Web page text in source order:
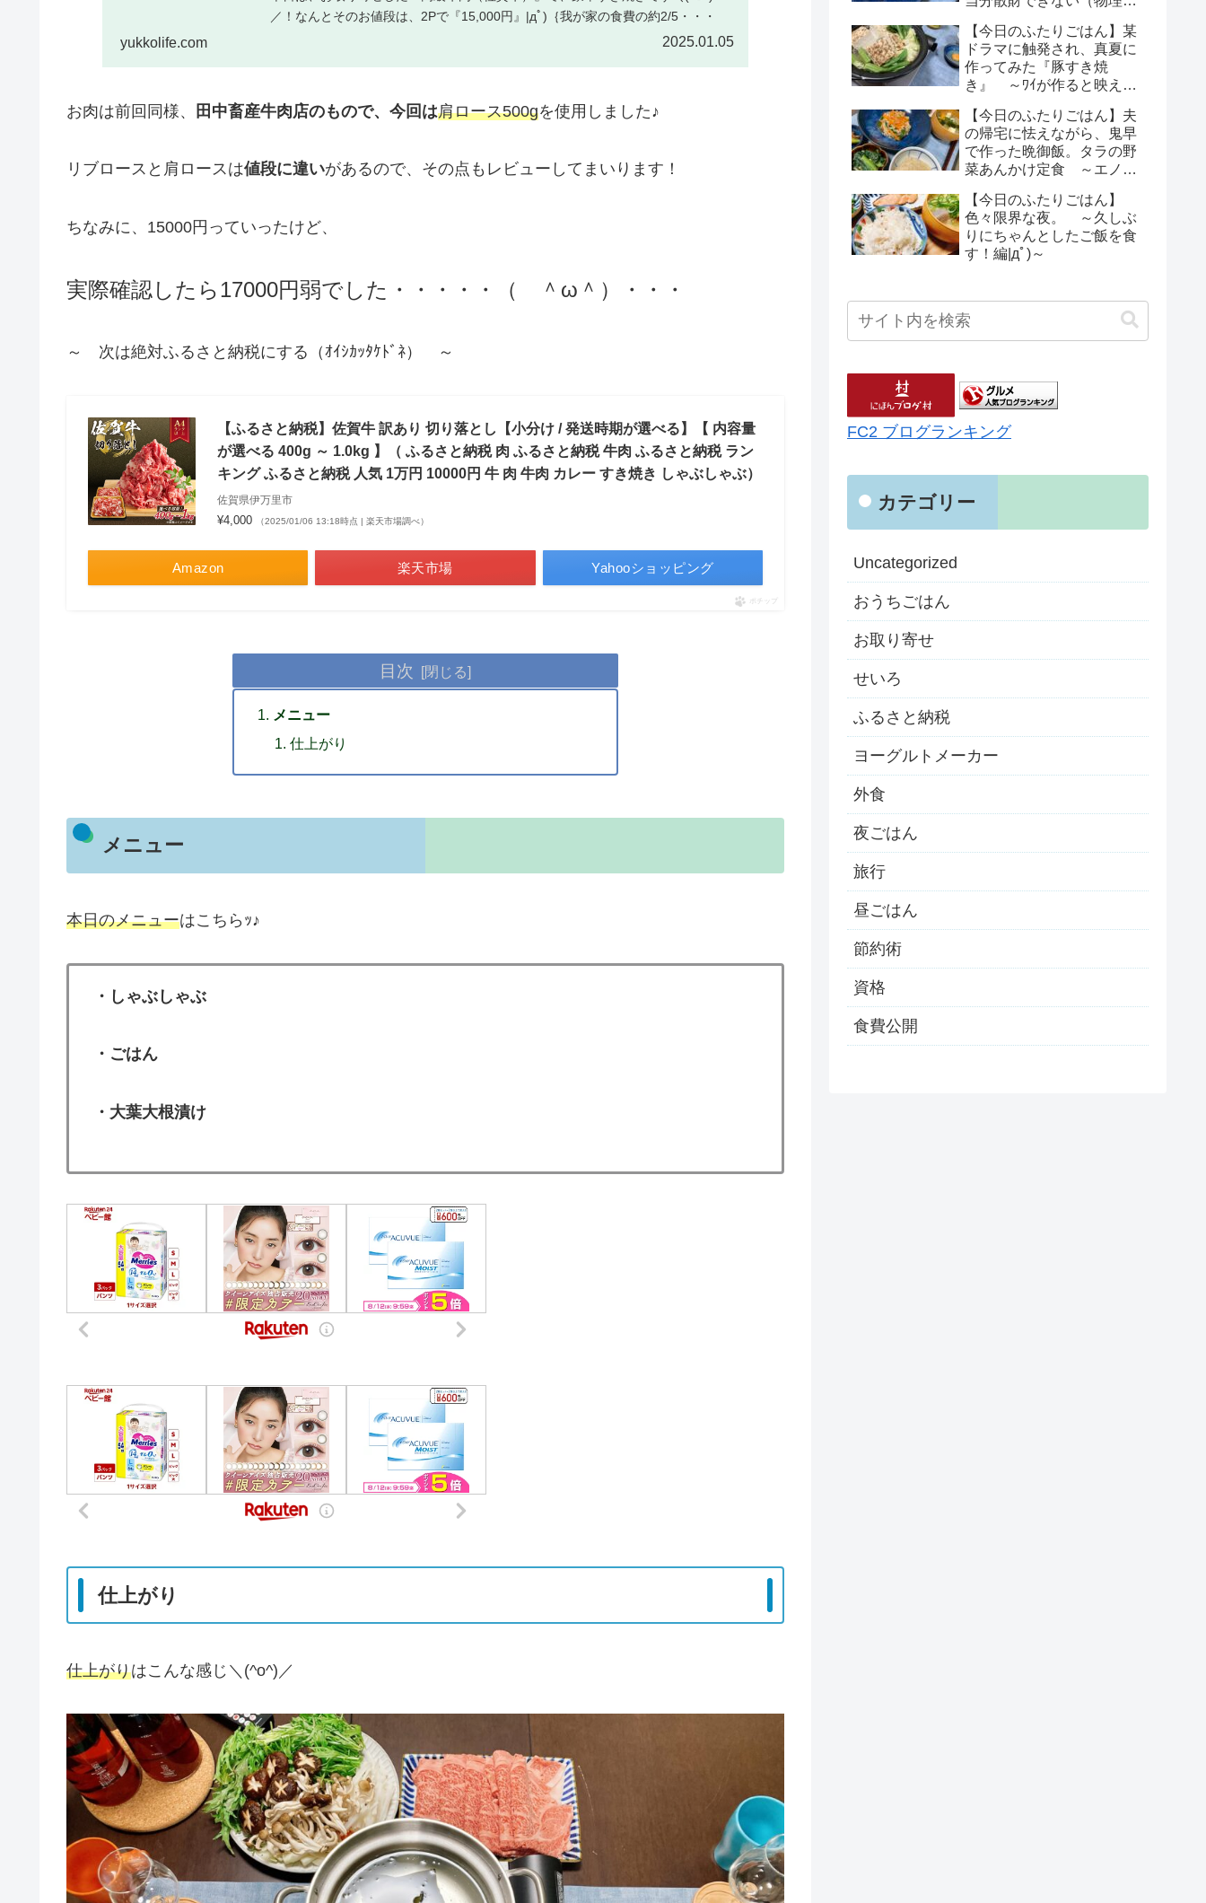
／！なんとそのお値段は、2Pで『15,000円』|дﾟ)｛我が家の食費の約2/5・・・
yukkolife.com 2025.01.05
お肉は前回同様、 田中畜産牛肉店のもので、今回は肩ロース500gを使用しました♪
リブロースと肩ロースは値段に違いがあるので、その点もレビューしてまいります！
ちなみに、15000円っていったけど、
実際確認したら17000円弱でした・・・・・（ ＾ω＾）・・・
～ 次は絶対ふるさと納税にする（ｵｲｼｶｯﾀｹﾄﾞﾈ） ～
【ふるさと納税】佐賀牛 訳あり 切り落とし【小分け / 発送時期が選べる】【 内容量
が選べる 400g ～ 1.0kg 】（ ふるさと納税 肉 ふるさと納税 牛肉 ふるさと納税 ラン
キング ふるさと納税 人気 1万円 10000円 牛 肉 牛肉 カレー すき焼き しゃぶしゃぶ）
佐賀県伊万里市
¥4,000 （2025/01/06 13:18時点 | 楽天市場調べ）
Amazon 楽天市場 Yahooショッピング
ポチップ
目次
メニュー
仕上がり
メニュー
本日のメニューはこちらｯ♪
・しゃぶしゃぶ
・ごはん
・大葉大根漬け
仕上がり
仕上がりはこんな感じ＼(^o^)／
【今日のふたりごはん】某
ドラマに触発され、真夏に
作ってみた『豚すき焼
き』 ～ﾜｲが作ると映えな
【今日のふたりごはん】夫
の帰宅に怯えながら、鬼早
で作った晩御飯。タラの野
菜あんかけ定食 ～エノ
【今日のふたりごはん】
色々限界な夜。 ～久しぶ
りにちゃんとしたご飯を食
す！編|дﾟ)～
FC2 ブログランキング
カテゴリー
Uncategorized
おうちごはん
お取り寄せ
せいろ
ふるさと納税
ヨーグルトメーカー
外食
夜ごはん
旅行
昼ごはん
節約術
資格
食費公開